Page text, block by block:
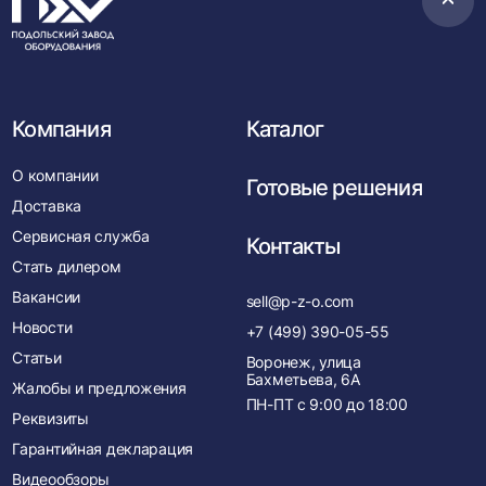
в
Компания
О компании
Доставка
Сервисная служба
Стать дилером
Вакансии
Новости
Статьи
Жалобы и предложения
Реквизиты
Гарантийная декларация
Видеообзоры
Каталог
Готовые решения
Контакты
sell@p-z-o.com
+7 (499) 390-05-55
Воронеж, улица
Бахметьева, 6А
ПН-ПТ с 9:00 до 18:00